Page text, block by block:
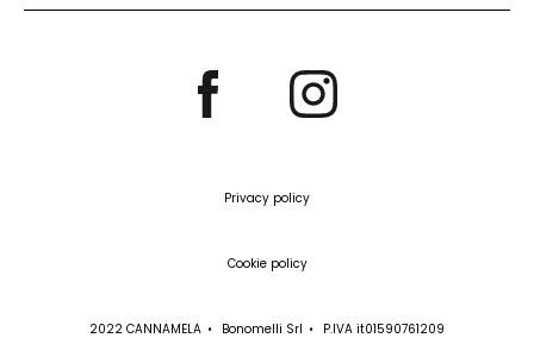
Privacy policy
Cookie policy
2022 CANNAMELA Bonomelli Srl P.IVA it01590761209